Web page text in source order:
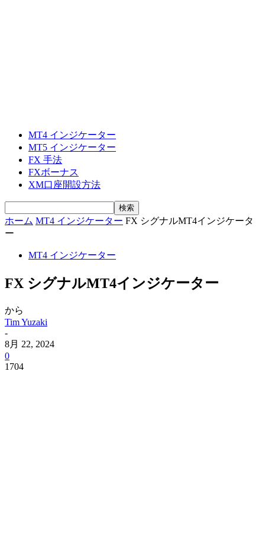
MT4 インジケーター
MT5 インジケーター
FX 手法
FXボーナス
XM口座開設方法
ホーム MT4 インジケーター FX シグナルMT4インジケータ
ー
MT4 インジケーター
FX シグナルMT4インジケーター
から
Tim Yuzaki
-
8月 22, 2024
0
1704